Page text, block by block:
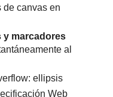
de canvas en
y marcadores
al
ellipsis
Web